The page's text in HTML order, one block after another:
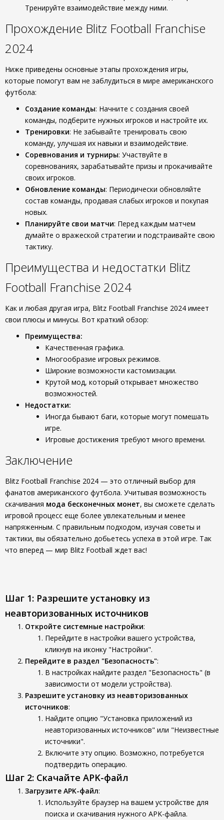
Тренируйте взаимодействие между ними.
Прохождение Blitz Football Franchise
2024
Ниже приведены основные этапы прохождения игры,
которые помогут вам не заблудиться в мире американского
футбола:
Создание команды: Начните с создания своей
команды, подберите нужных игроков и настройте их.
Тренировки: Не забывайте тренировать свою
команду, улучшая их навыки и взаимодействие.
Соревнования и турниры: Участвуйте в
соревнованиях, зарабатывайте призы и прокачивайте
своих игроков.
Обновление команды: Периодически обновляйте
состав команды, продавая слабых игроков и покупая
новых.
Планируйте свои матчи: Перед каждым матчем
думайте о вражеской стратегии и подстраивайте свою
тактику.
Преимущества и недостатки Blitz
Football Franchise 2024
Как и любая другая игра, Blitz Football Franchise 2024 имеет
свои плюсы и минусы. Вот краткий обзор:
Преимущества:
Качественная графика.
Многообразие игровых режимов.
Широкие возможности кастомизации.
Крутой мод, который открывает множество
возможностей.
Недостатки:
Иногда бывают баги, которые могут помешать
игре.
Игровые достижения требуют много времени.
Заключение
Blitz Football Franchise 2024 — это отличный выбор для
фанатов американского футбола. Учитывая возможность
скачивания мода бесконечных монет, вы сможете сделать
игровой процесс еще более увлекательным и менее
напряженным. С правильным подходом, изучая советы и
тактики, вы обязательно добьетесь успеха в этой игре. Так
что вперед — мир Blitz Football ждет вас!
Шаг 1: Разрешите установку из
неавторизованных источников
Откройте системные настройки:
Перейдите в настройки вашего устройства,
кликнув на иконку "Настройки".
Перейдите в раздел "Безопасность":
В настройках найдите раздел "Безопасность" (в
зависимости от модели устройства).
Разрешите установку из неавторизованных
источников:
Найдите опцию "Установка приложений из
неавторизованных источников" или "Неизвестные
источники".
Включите эту опцию. Возможно, потребуется
подтвердить операцию.
Шаг 2: Скачайте APK-файл
Загрузите APK-файл:
Используйте браузер на вашем устройстве для
поиска и скачивания нужного APK-файла.